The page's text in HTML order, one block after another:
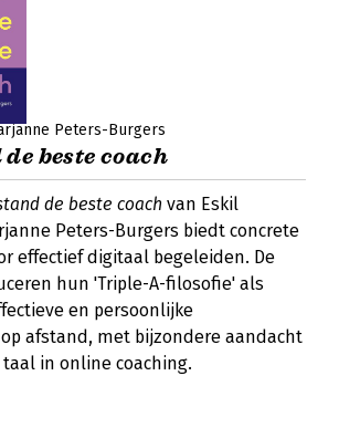
Peters-Burgers
beste coach
de beste coach van Eskil
Peters-Burgers biedt concrete
effectief digitaal begeleiden. De
hun 'Triple-A-filosofie' als
en persoonlijke
afstand, met bijzondere aandacht
in online coaching.